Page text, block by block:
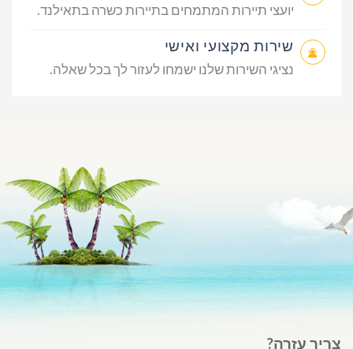
יועצי תיירות המתמחים בתיירות כשרה בתאילנד.
שירות מקצועי ואישי
נציגי השירות שלנו ישמחו לעזור לך בכל שאלה.
צריך עזרה?